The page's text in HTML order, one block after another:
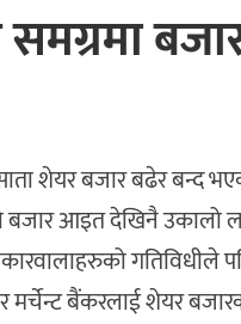
शेयर बजार बढेर बन्द
बजार आइत देखिनै उकालो
गतिविधीले पनि
मर्चेन्ट बैंकरलाई शेयर